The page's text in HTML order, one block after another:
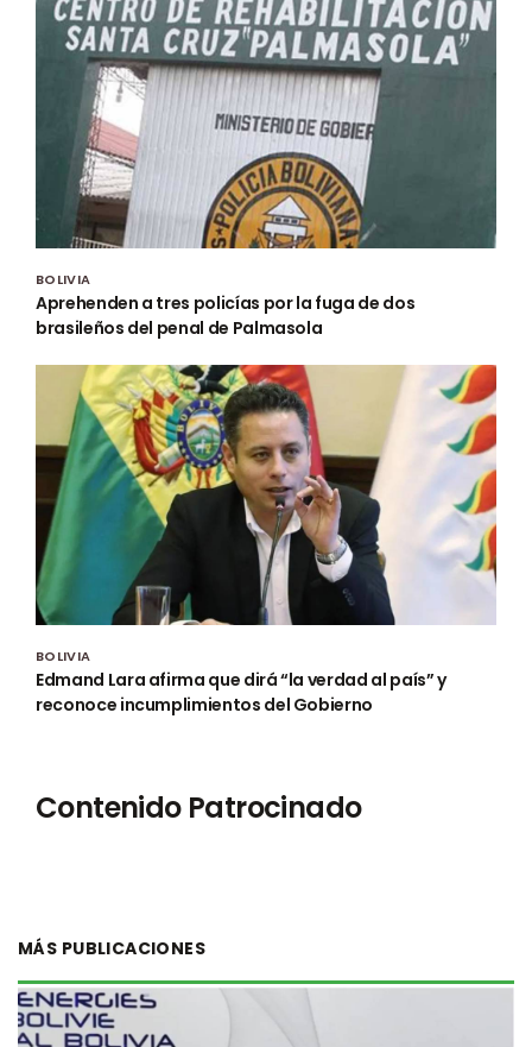
BOLIVIA
Aprehenden a tres policías por la fuga de dos
brasileños del penal de Palmasola
BOLIVIA
Edmand Lara afirma que dirá “la verdad al país” y
reconoce incumplimientos del Gobierno
Contenido Patrocinado
MÁS PUBLICACIONES